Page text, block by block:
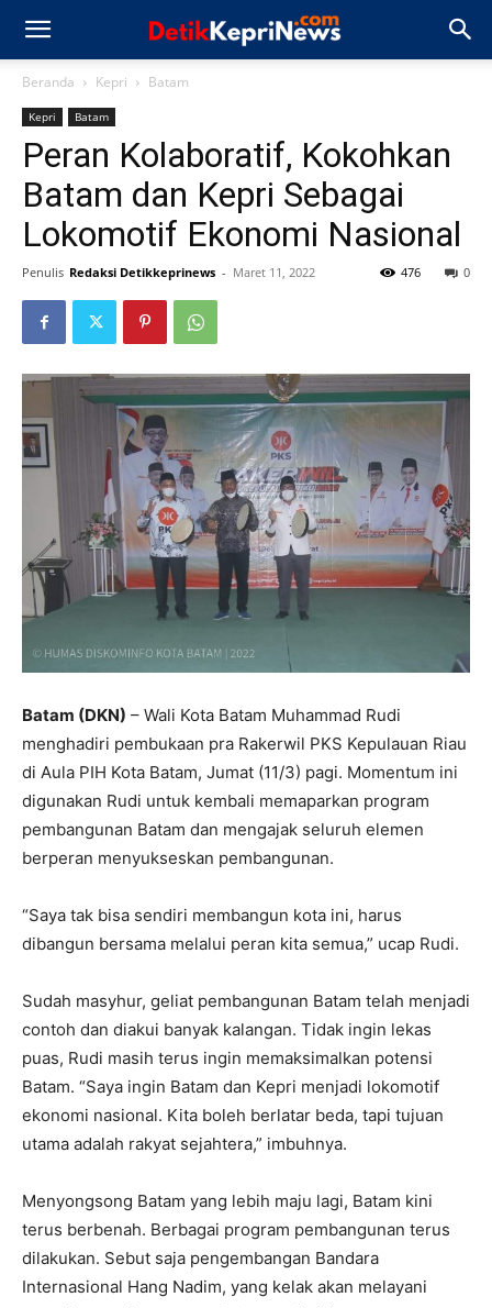
Beranda Kepri Batam
Kepri Batam
Peran Kolaboratif, Kokohkan
Batam dan Kepri Sebagai
Lokomotif Ekonomi Nasional
Penulis Redaksi Detikkeprinews - Maret 11, 2022 0
476
Batam (DKN) – Wali Kota Batam Muhammad Rudi
menghadiri pembukaan pra Rakerwil PKS Kepulauan Riau
di Aula PIH Kota Batam, Jumat (11/3) pagi. Momentum ini
digunakan Rudi untuk kembali memaparkan program
pembangunan Batam dan mengajak seluruh elemen
berperan menyukseskan pembangunan.
“Saya tak bisa sendiri membangun kota ini, harus
dibangun bersama melalui peran kita semua,” ucap Rudi.
Sudah masyhur, geliat pembangunan Batam telah menjadi
contoh dan diakui banyak kalangan. Tidak ingin lekas
puas, Rudi masih terus ingin memaksimalkan potensi
Batam. “Saya ingin Batam dan Kepri menjadi lokomotif
ekonomi nasional. Kita boleh berlatar beda, tapi tujuan
utama adalah rakyat sejahtera,” imbuhnya.
Menyongsong Batam yang lebih maju lagi, Batam kini
terus berbenah. Berbagai program pembangunan terus
dilakukan. Sebut saja pengembangan Bandara
Internasional Hang Nadim, yang kelak akan melayani